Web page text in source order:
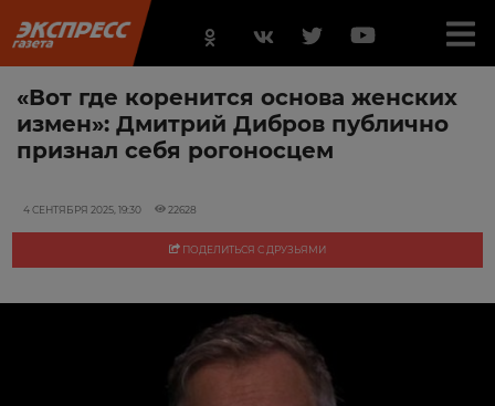
«Вот где коренится основа женских
измен»: Дмитрий Дибров публично
признал себя рогоносцем
4 СЕНТЯБРЯ 2025, 19:30 22628
ПОДЕЛИТЬСЯ С ДРУЗЬЯМИ